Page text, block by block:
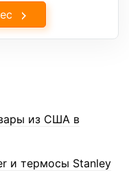
из США в
и термосы Stanley